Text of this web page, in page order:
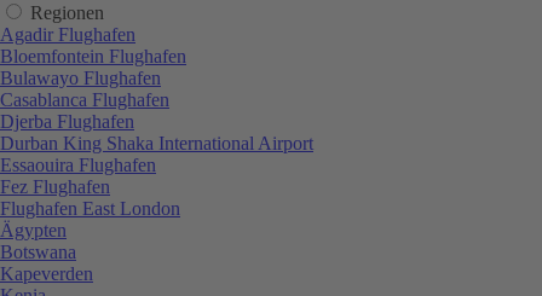
Regionen
Agadir Flughafen
Bloemfontein Flughafen
Bulawayo Flughafen
Casablanca Flughafen
Djerba Flughafen
Durban King Shaka International Airport
Essaouira Flughafen
Fez Flughafen
Flughafen East London
Ägypten
Botswana
Kapeverden